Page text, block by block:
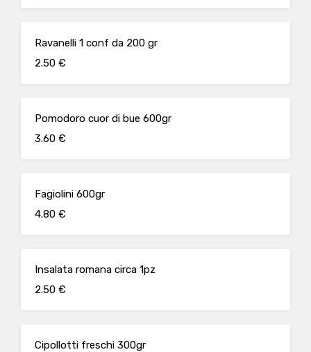
Ravanelli 1 conf da 200 gr
2.50 €
Pomodoro cuor di bue 600gr
3.60 €
Fagiolini 600gr
4.80 €
Insalata romana circa 1pz
2.50 €
Cipollotti freschi 300gr